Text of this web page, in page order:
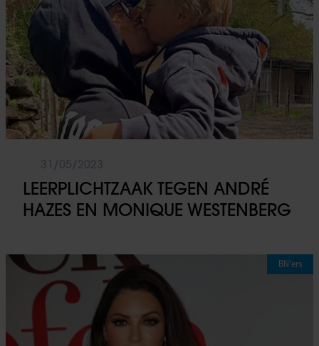
LEERPLICHTZAAK TEGEN ANDRÉ
HAZES EN MONIQUE WESTENBERG
BN'ers